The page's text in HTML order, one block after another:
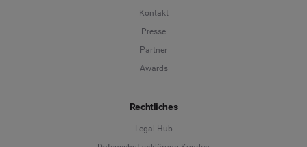
Kontakt
Presse
Partner
Awards
Rechtliches
Legal Hub